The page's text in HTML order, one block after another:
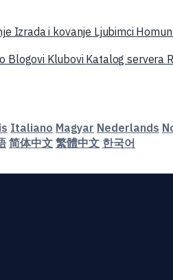
Izrada i kovanje Ljubimci
Blogovi Klubovi Katalog servera
Italiano Magyar Nederlands
简体中文 繁體中文 한국어